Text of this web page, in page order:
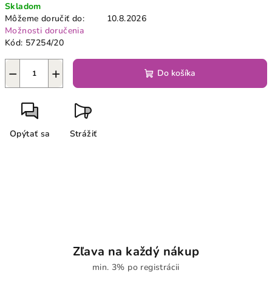
cena:
Skladom
Môžeme doručiť do:
10.8.2026
Možnosti doručenia
Kód: 57254/20
+
− Do košíka
Opýtať sa Strážiť
Zľava na každý nákup
min. 3% po registrácii